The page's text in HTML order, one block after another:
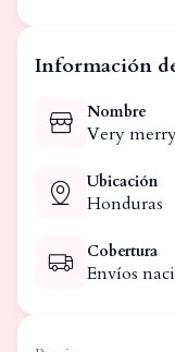
Información
Nombre
Very
Ubicación
Honduras
Cobertura
Envíos